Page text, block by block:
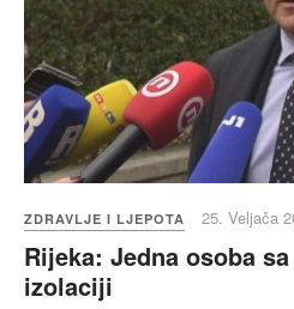
ZDRAVLJE I LJEPOTA 25. Veljača
Rijeka: Jedna osoba
izolaciji